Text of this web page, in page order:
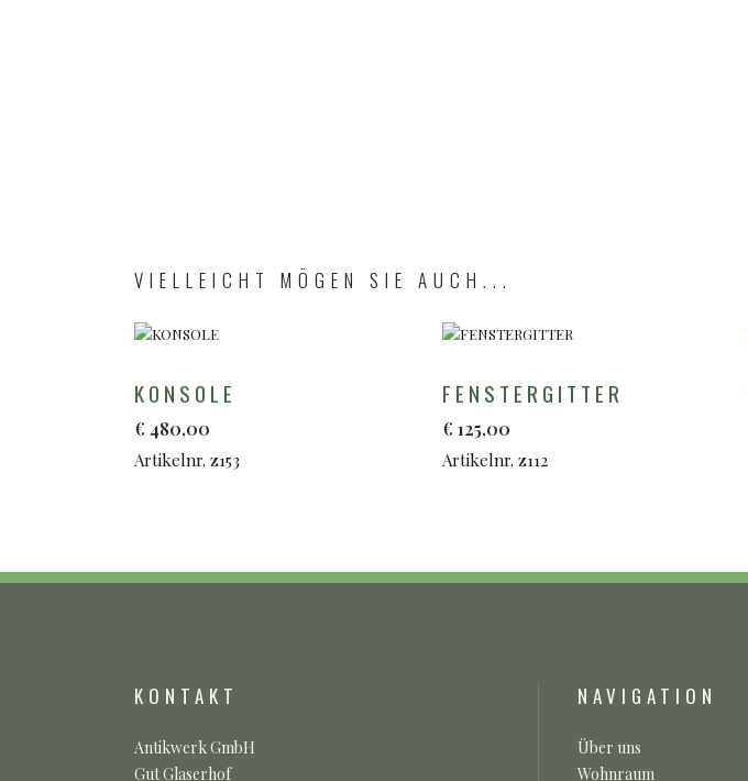
VIELLEICHT MÖGEN SIE AUCH...
KONSOLE
€ 480,00
Artikelnr. z153
FENSTERGITTER
€ 125,00
Artikelnr. z112
KONTAKT
Antikwerk GmbH
Gut Glaserhof
NAVIGATION
Über uns
Wohnraum